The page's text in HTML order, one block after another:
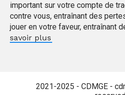
important sur votre compte de
contre vous, entraînant des
jouer en votre faveur, entraînant
savoir plus
2021-2025 - CDMGE-